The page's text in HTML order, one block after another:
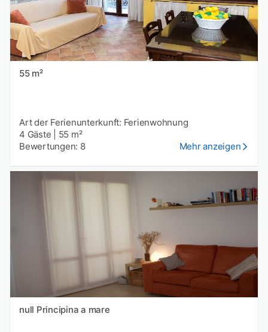
55 m²
Art der Ferienunterkunft: Ferienwohnung
4 Gäste
55 m²
Bewertungen: 8
Mehr anzeigen
null Principina a mare